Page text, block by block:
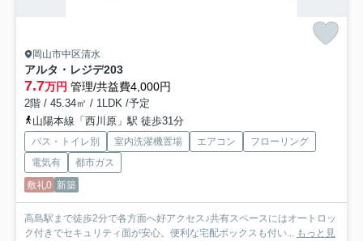
岡山市中区清水
アルタ・レジデ203
7.7万円 管理/共益費4,000円
2階 / 45.34㎡ / 1LDK /予定
山陽本線「西川原」駅 徒歩31分
バス・トイレ別 室内洗濯機置場 エアコン
フローリング
電気有
都市ガス
敷礼0 新築
高島駅まで徒歩2分で各方面へ好アクセス♪共有スペースにはオートロッ
ク付きでセキュリティ面が安心。便利な宅配ボックスも付い... もっと見